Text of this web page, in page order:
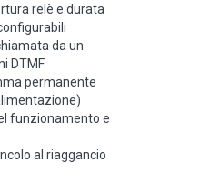
relè e durata
da un
DTMF
permanente
funzionamento e
al riaggancio